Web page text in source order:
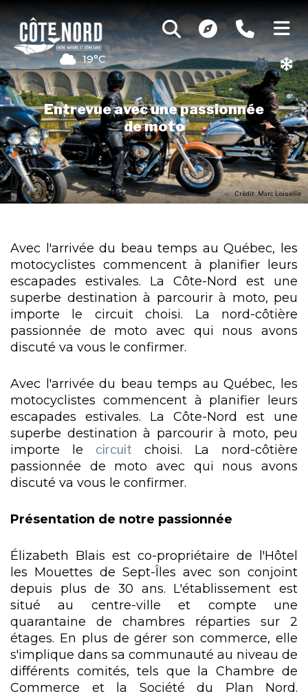
19°C
Entrevue avec une passionnée
de moto
Crédit : Marc Loiselle
Avec l'arrivée du beau temps au Québec, les
motocyclistes commencent à planifier leurs
escapades estivales. La Côte-Nord est une
superbe destination à parcourir à moto, peu
importe le circuit choisi. La nord-côtière
passionnée de moto avec qui nous avons
discuté va vous le confirmer.
Avec l'arrivée du beau temps au Québec, les
motocyclistes commencent à planifier leurs
escapades estivales. La Côte-Nord est une
superbe destination à parcourir à moto, peu
importe le circuit choisi. La nord-côtière
passionnée de moto avec qui nous avons
discuté va vous le confirmer.
Présentation de notre passionnée
Élizabeth Blais est co-propriétaire de l'Hôtel
les Mouettes de Sept-Îles avec son conjoint
depuis plus de 30 ans. L'établissement est
situé au centre-ville et compte une
quarantaine de chambres réparties sur 2
étages. En plus de gérer son commerce, elle
s'implique dans sa communauté au niveau de
différents comités, tels que la Chambre de
Commerce et la Société du Plan Nord.